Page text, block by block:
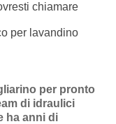
chiamare
per lavandino
per pronto
di idraulici
ha anni di